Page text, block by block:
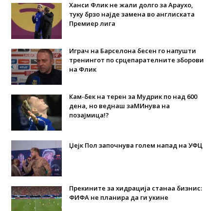
Ханси Флик не жали долго за Араухо,
туку брзо најде замена во англиската
Премиер лига
Играч на Барселона бесен го напушти
тренингот по срцепарателните зборови
на Флик
Кам-бек на терен за Мудрик по над 600
дена, но веднаш заМИнува на
позајмица!?
Џејк Пол започнува голем напад на УФЦ
Прекините за хидрација станаа бизнис:
ФИФА не планира да ги укине